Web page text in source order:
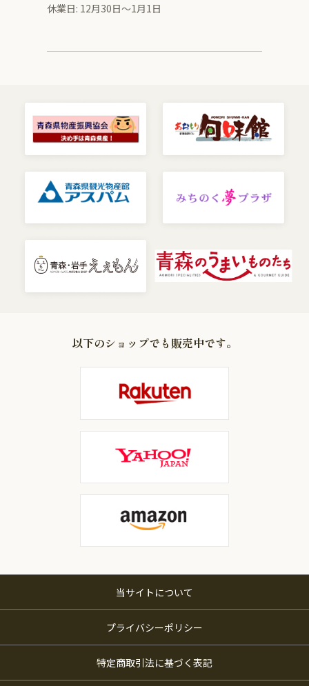
休業日: 12月30日～1月1日
以下のショップでも販売中です。
当サイトについて
プライバシーポリシー
特定商取引法に基づく表記